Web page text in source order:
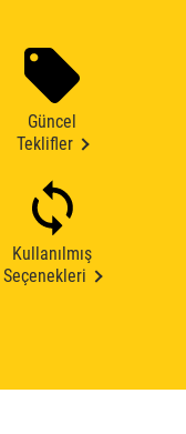
Güncel
Teklifler
Kullanılmış
Seçenekleri